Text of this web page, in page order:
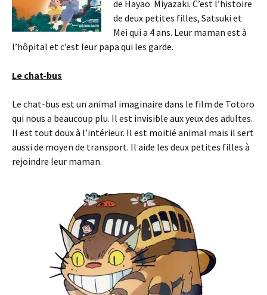
de Hayao Miyazaki. C’est l’histoire
de deux petites filles, Satsuki et
Mei qui a 4 ans. Leur maman est à
l’hôpital et c’est leur papa qui les garde.
Le chat-bus
Le chat-bus est un animal imaginaire dans le film de Totoro
qui nous a beaucoup plu. Il est invisible aux yeux des adultes.
Il est tout doux à l’intérieur. Il est moitié animal mais il sert
aussi de moyen de transport. Il aide les deux petites filles à
rejoindre leur maman.